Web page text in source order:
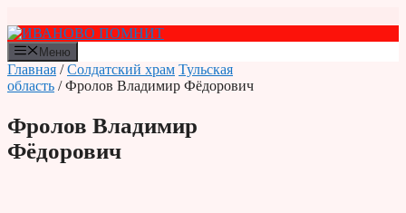
к
содержимому
Меню
Главная /Солдатский храм Тульская
область / Фролов Владимир Фёдорович
Фролов Владимир
Фёдорович